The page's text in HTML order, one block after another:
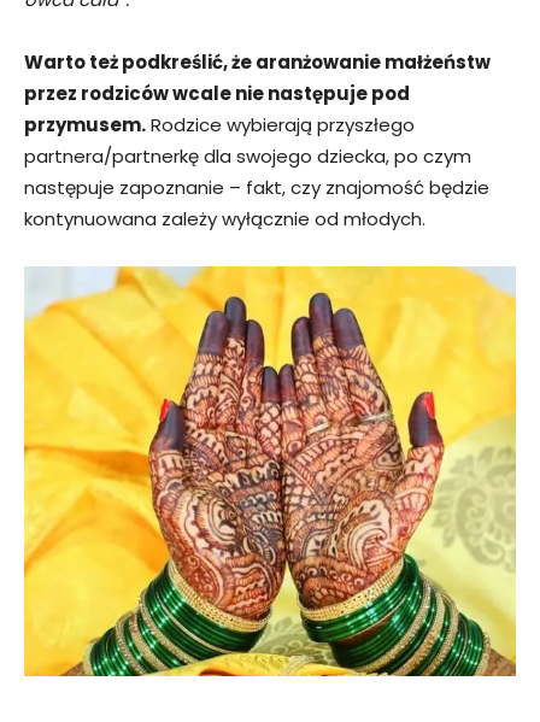
Warto też podkreślić, że aranżowanie małżeństw
przez rodziców wcale nie następuje pod
przymusem.Rodzice wybierają przyszłego
partnera/partnerkę dla swojego dziecka, po czym
następuje zapoznanie – fakt, czy znajomość będzie
kontynuowana zależy wyłącznie od młodych.